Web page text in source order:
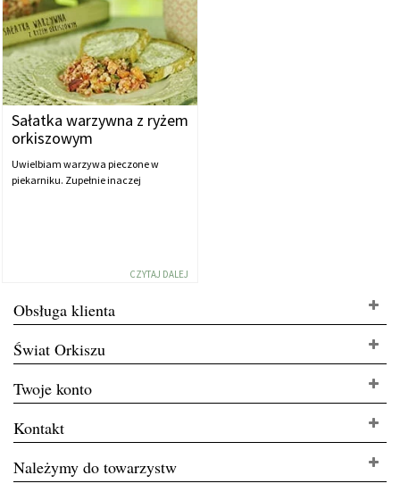
Sałatka warzywna z ryżem
orkiszowym
Uwielbiam warzywa pieczone w
piekarniku. Zupełnie inaczej
CZYTAJ DALEJ
Obsługa klienta
Świat Orkiszu
Twoje konto
Kontakt
Należymy do towarzystw